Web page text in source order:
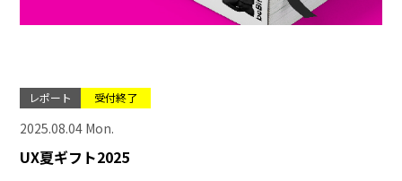
レポート 受付終了
2025.08.04 Mon.
UX夏ギフト2025